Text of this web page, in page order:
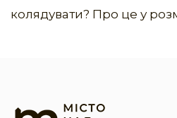
колядувати? Про це у